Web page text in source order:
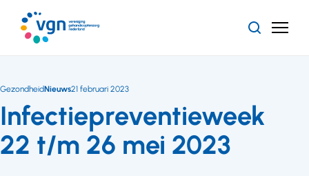
naar
hoofdinhoud
ZoekenMenu
Infectiepreventieweek
22 t/m 26 mei 2023
GezondheidNieuws21 februari 2023